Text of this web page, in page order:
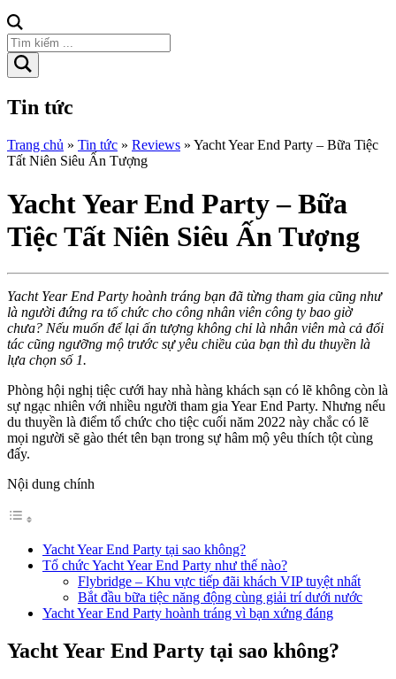
Tin tức
Trang chủ » Tin tức » Reviews » Yacht Year End Party – Bữa Tiệc
Tất Niên Siêu Ấn Tượng
Yacht Year End Party – Bữa
Tiệc Tất Niên Siêu Ấn Tượng
Yacht Year End Party hoành tráng bạn đã từng tham gia cũng như
là người đứng ra tổ chức cho công nhân viên công ty bao giờ
chưa? Nếu muốn để lại ấn tượng không chỉ là nhân viên mà cả đổi
tác cũng ngưỡng mộ trước sự yêu chiều của bạn thì du thuyền là
lựa chọn số 1.
Phòng hội nghị tiệc cưới hay nhà hàng khách sạn có lẽ không còn là
sự ngạc nhiên với nhiều người tham gia Year End Party. Nhưng nếu
du thuyền là điểm tổ chức cho tiệc cuối năm 2022 này chắc có lẽ
mọi người sẽ gào thét tên bạn trong sự hâm mộ yêu thích tột cùng
đấy.
Nội dung chính
Yacht Year End Party tại sao không?
Tổ chức Yacht Year End Party như thế nào?
Flybridge – Khu vực tiếp đãi khách VIP tuyệt nhất
Bắt đầu bữa tiệc năng động cùng giải trí dưới nước
Yacht Year End Party hoành tráng vì bạn xứng đáng
Yacht Year End Party tại sao không?